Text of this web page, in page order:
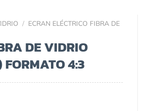
/ ECRAN ELÉCTRICO FIBRA DE
DE VIDRIO
4:3